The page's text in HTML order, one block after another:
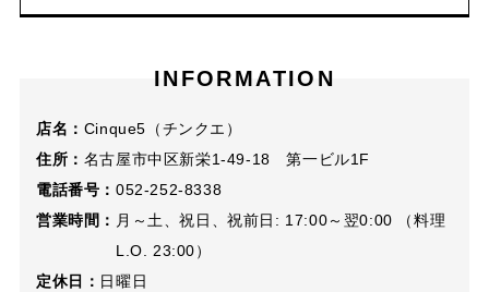
INFORMATION
店名： Cinque5（チンクエ）
住所： 名古屋市中区新栄1-49-18 第一ビル1F
電話番号： 052-252-8338
営業時間： 月～土、祝日、祝前日: 17:00～翌0:00 （料理
L.O. 23:00）
定休日： 日曜日